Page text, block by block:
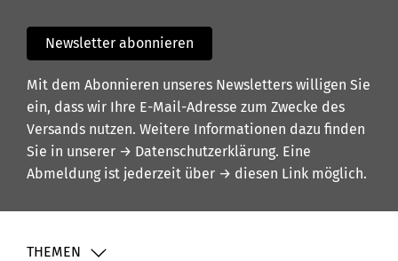
Newsletter abonnieren
Mit dem Abonnieren unseres Newsletters willigen Sie
ein, dass wir Ihre E-Mail-Adresse zum Zwecke des
Versands nutzen. Weitere Informationen dazu finden
Sie in unserer → Datenschutzerklärung. Eine
Abmeldung ist jederzeit über → diesen Link möglich.
THEMEN